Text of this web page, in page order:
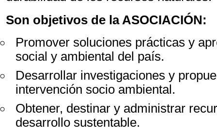
Son objetivos de la ASOCIACIÓN:
Promover soluciones prácticas y
social y ambiental del país.
Desarrollar investigaciones y
intervención socio ambiental.
Obtener, destinar y administrar
desarrollo sustentable.